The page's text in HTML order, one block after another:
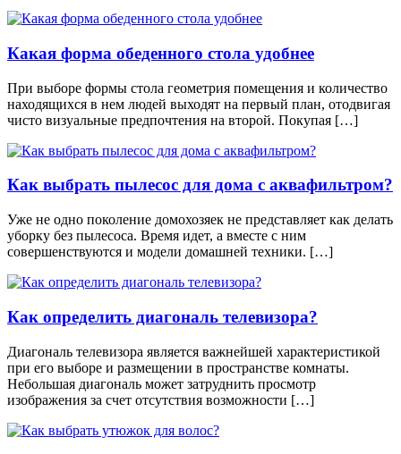
Какая форма обеденного стола удобнее
При выборе формы стола геометрия помещения и количество
находящихся в нем людей выходят на первый план, отодвигая
чисто визуальные предпочтения на второй. Покупая […]
Как выбрать пылесос для дома с аквафильтром?
Уже не одно поколение домохозяек не представляет как делать
уборку без пылесоса. Время идет, а вместе с ним
совершенствуются и модели домашней техники. […]
Как определить диагональ телевизора?
Диагональ телевизора является важнейшей характеристикой
при его выборе и размещении в пространстве комнаты.
Небольшая диагональ может затруднить просмотр
изображения за счет отсутствия возможности […]